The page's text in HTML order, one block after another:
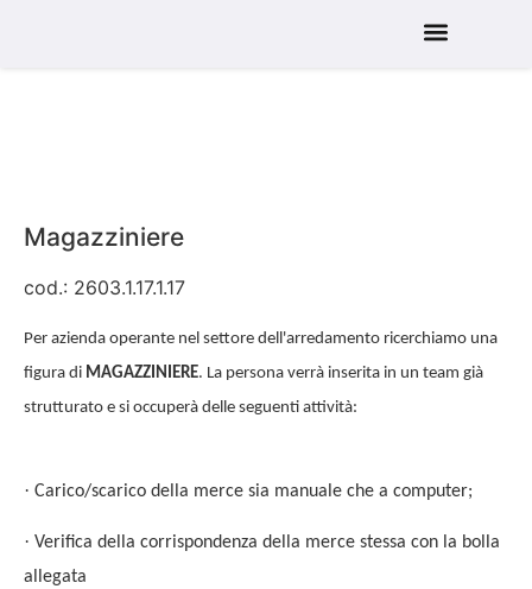
Magazziniere
cod.: 2603.1.17.1.17
Per azienda operante nel settore dell'arredamento ricerchiamo una
figura di MAGAZZINIERE. La persona verrà inserita in un team già
strutturato e si occuperà delle seguenti attività:
· Carico/scarico della merce sia manuale che a computer;
· Verifica della corrispondenza della merce stessa con la bolla
allegata